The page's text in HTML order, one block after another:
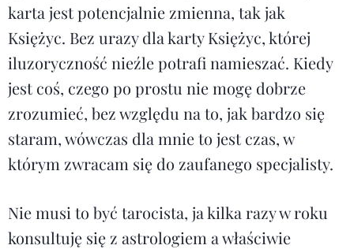
karta jest potencjalnie zmienna, tak jak
Księżyc. Bez urazy dla karty Księżyc, której
iluzoryczność nieźle potrafi namieszać. Kiedy
jest coś, czego po prostu nie mogę dobrze
zrozumieć, bez względu na to, jak bardzo się
staram, wówczas dla mnie to jest czas, w
którym zwracam się do zaufanego specjalisty.
Nie musi to być tarocista, ja kilka razy w roku
konsultuję się z astrologiem a właściwie